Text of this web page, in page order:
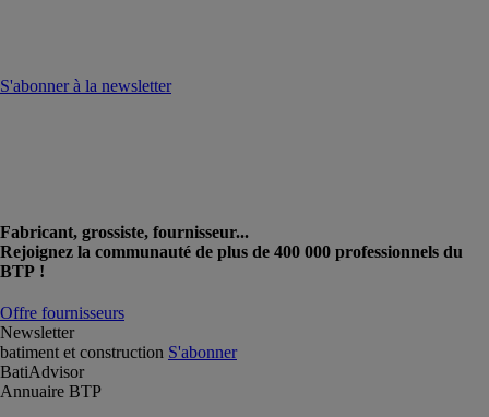
S'abonner à la newsletter
Fabricant, grossiste, fournisseur...
Rejoignez la communauté de plus de 400 000 professionnels du
BTP !
Offre fournisseurs
Newsletter
batiment et construction S'abonner
BatiAdvisor
Annuaire BTP